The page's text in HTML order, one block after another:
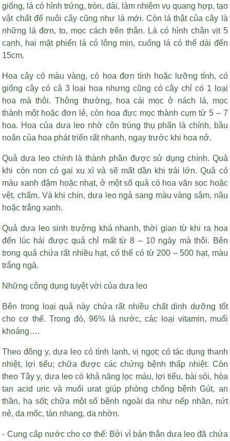
giống, lá có hình trứng, tròn, dài, làm nhiệm vụ quang hợp, tạo
vật chất để nuôi cây cũng như lá mới. Còn lá thật của cây là
những lá đơn, to, mọc cách trên thân. Lá có hình chân vịt 5
cạnh, hai mặt phiến lá có lông mịn, cuống lá có thể dài đến
15cm.
Hoa cây có màu vàng, có hoa đơn tính hoặc lưỡng tính, có
giống cây có cả 3 loại hoa nhưng cũng có cây chỉ có 1 loại
hoa mà thôi. Thông thường, hoa cái mọc ở nách lá, mọc
thành một hoặc đơn lẻ, còn hoa đực mọc thành cụm từ 5 – 7
hoa. Hoa của dưa leo nhờ côn trùng thụ phấn là chính, bầu
noãn của hoa phát triển rất nhanh, ngay trước khi hoa nở.
Quả dưa leo chính là thành phần được sử dụng chính. Quả
khi còn non có gai xu xì và sẽ mất dần khi trái lớn. Quả có
màu xanh đậm hoặc nhạt, ở một số quả có hoa văn sọc hoặc
vệt, chấm. Và khi chín, dưa leo ngả sang màu vàng sậm, nâu
hoặc trắng xanh.
Quả dưa leo sinh trưởng khá nhanh, thời gian từ khi ra hoa
đến lúc hái được quả chỉ mất từ 8 – 10 ngày mà thôi. Bên
trong quả chứa rất nhiều hạt, có thể có từ 200 – 500 hạt, màu
trắng ngà.
Những công dụng tuyệt vời của dưa leo
Bên trong loại quả này chứa rất nhiều chất dinh dưỡng tốt
cho cơ thể. Trong đó, 96% là nước, các loại vitamin, muối
khoáng….
Theo đông y, dưa leo có tính lạnh, vị ngọt; có tác dụng thanh
nhiệt, lợi tiểu; chữa được các chứng bệnh thấp nhiệt. Còn
theo Tây y, dưa leo có khả năng lọc máu, lợi tiểu, bài sỏi, hòa
tan acid uric và muối urat giúp phòng chống bệnh Gút, an
thần, hạ sốt; chữa một số bệnh ngoài da như nếp nhăn, nứt
nẻ, da mốc, tàn nhang, da nhờn.
- Cung cấp nước cho cơ thể: Bởi vì bản thân dưa leo đã chứa